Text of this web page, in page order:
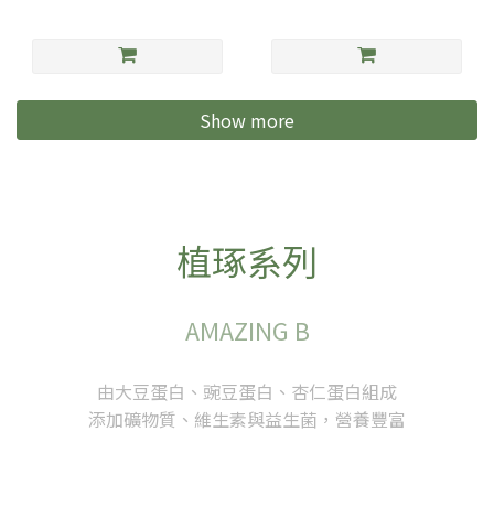
Show more
植琢系列
AMAZING B
由大豆蛋白、豌豆蛋白、杏仁蛋白組成
添加礦物質、維生素與益生菌，營養豐富